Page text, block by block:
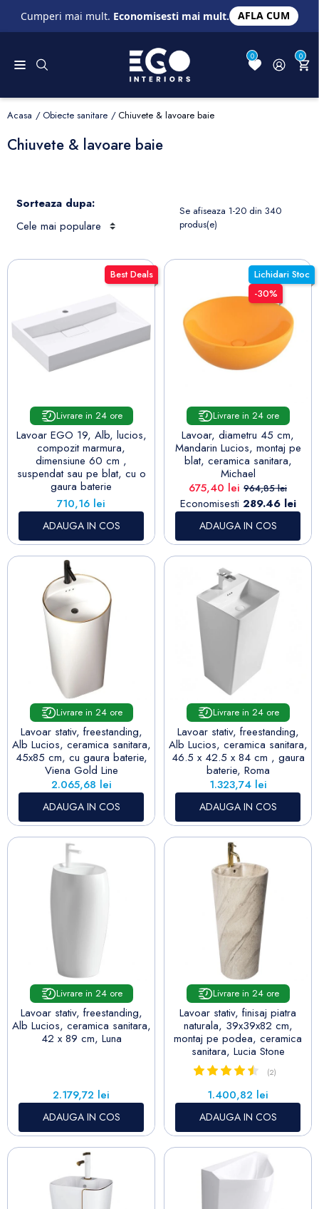
Cumperi mai mult. Economisesti mai mult. AFLA CUM
0 0
Acasa Obiecte sanitare Chiuvete & lavoare baie
Chiuvete & lavoare baie
Sorteaza dupa:
Se afiseaza 1-20 din 340
produs(e)
Best Deals
Livrare in 24 ore
Lavoar EGO 19, Alb, lucios,
compozit marmura,
dimensiune 60 cm ,
suspendat sau pe blat, cu o
gaura baterie
Pret
710,16 lei
ADAUGA IN COS
Lichidari Stoc
-30%
Livrare in 24 ore
Lavoar, diametru 45 cm,
Mandarin Lucios, montaj pe
blat, ceramica sanitara,
Michael
Pret
675,40 lei Pret de baza
964,85 lei
Economisesti 289.46 lei
ADAUGA IN COS
Livrare in 24 ore
Lavoar stativ, freestanding,
Alb Lucios, ceramica sanitara,
45x85 cm, cu gaura baterie,
Viena Gold Line
Pret
2.065,68 lei
ADAUGA IN COS
Livrare in 24 ore
Lavoar stativ, freestanding,
Alb Lucios, ceramica sanitara,
46.5 x 42.5 x 84 cm , gaura
baterie, Roma
Pret
1.323,74 lei
ADAUGA IN COS
Livrare in 24 ore
Lavoar stativ, freestanding,
Alb Lucios, ceramica sanitara,
42 x 89 cm, Luna
Pret
2.179,72 lei
ADAUGA IN COS
Livrare in 24 ore
Lavoar stativ, finisaj piatra
naturala, 39x39x82 cm,
montaj pe podea, ceramica
sanitara, Lucia Stone
(2)
Pret
1.400,82 lei
ADAUGA IN COS